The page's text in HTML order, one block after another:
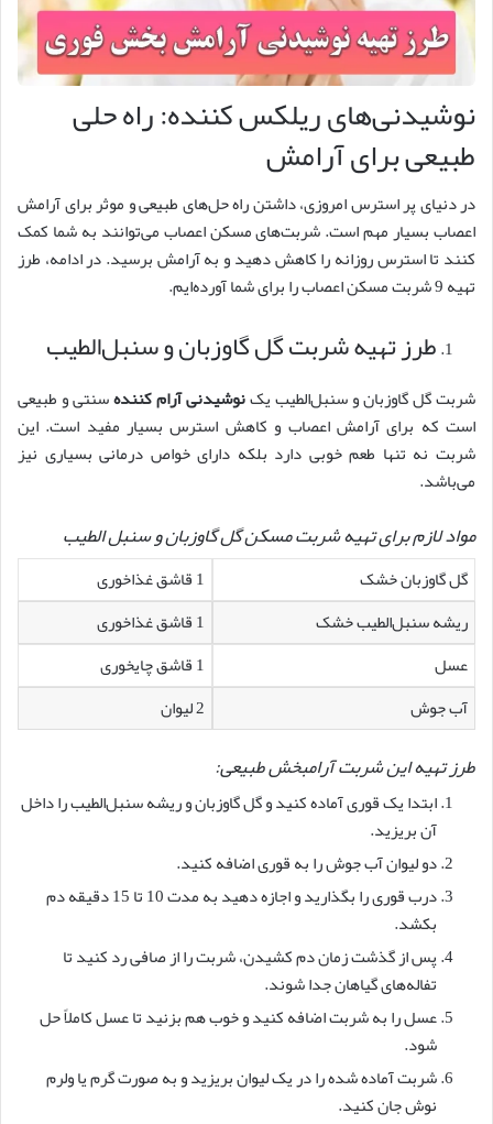
نوشیدنی‌های ریلکس کننده: راه‌ حلی
طبیعی برای آرامش
در دنیای پر استرس امروزی، داشتن راه‌ حل‌های طبیعی و موثر برای آرامش
اعصاب بسیار مهم است. شربت‌های مسکن اعصاب می‌توانند به شما کمک
کنند تا استرس روزانه را کاهش دهید و به آرامش برسید. در ادامه، طرز
تهیه 9 شربت مسکن اعصاب را برای شما آورده‌ایم.
طرز تهیه شربت گل گاوزبان و سنبل‌الطیب
شربت گل گاوزبان و سنبل‌الطیب یکنوشیدنی‌ آرام کنندهسنتی و طبیعی
است که برای آرامش اعصاب و کاهش استرس بسیار مفید است. این
شربت نه تنها طعم خوبی دارد بلکه دارای خواص درمانی بسیاری نیز
می‌باشد.
مواد لازم برای تهیه شربت مسکن گل گاوزبان و سنبل الطیب
گل گاوزبان خشک
1 قاشق غذاخوری
ریشه سنبل‌الطیب خشک
1 قاشق غذاخوری
عسل
1 قاشق چایخوری
آب جوش
2 لیوان
طرز تهیه این شربت آرامبخش طبیعی:
ابتدا یک قوری آماده کنید و گل گاوزبان و ریشه سنبل‌الطیب را داخل
آن بریزید.
دو لیوان آب جوش را به قوری اضافه کنید.
درب قوری را بگذارید و اجازه دهید به مدت 10 تا 15 دقیقه دم
بکشد.
پس از گذشت زمان دم کشیدن، شربت را از صافی رد کنید تا
تفاله‌های گیاهان جدا شوند.
عسل را به شربت اضافه کنید و خوب هم بزنید تا عسل کاملاً حل
شود.
شربت آماده شده را در یک لیوان بریزید و به صورت گرم یا ولرم
نوش جان کنید.